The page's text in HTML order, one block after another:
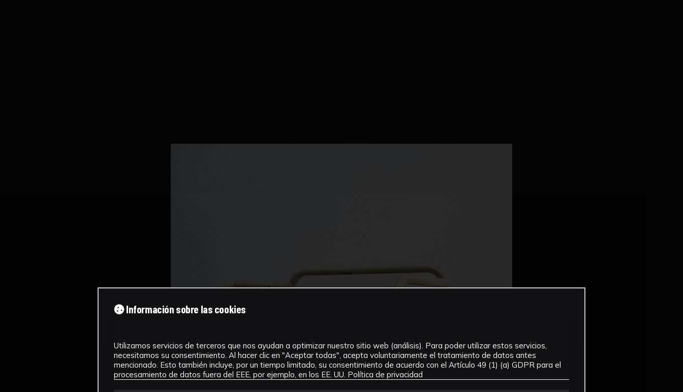
Información sobre las cookies
Utilizamos servicios de terceros que nos ayudan a optimizar nuestro sitio web (análisis). Para poder utilizar estos servicios,
necesitamos su consentimiento. Al hacer clic en "Aceptar todas", acepta voluntariamente el tratamiento de datos antes
mencionado. Esto también incluye, por un tiempo limitado, su consentimiento de acuerdo con el Artículo 49 (1) (a) GDPR para el
procesamiento de datos fuera del EEE, por ejemplo, en los EE. UU. Política de privacidad